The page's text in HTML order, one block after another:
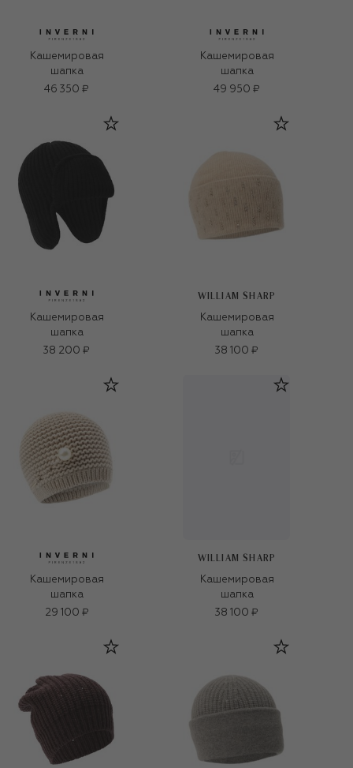
Кашемировая
шапка
46 350 ₽
Кашемировая
шапка
49 950 ₽
Кашемировая
шапка
38 200 ₽
WILLIAM SHARP
Кашемировая
шапка
38 100 ₽
Кашемировая
шапка
29 100 ₽
WILLIAM SHARP
Кашемировая
шапка
38 100 ₽